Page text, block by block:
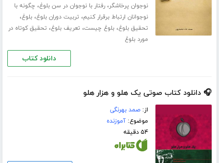
نوجوان پرخاشگر،رفتار با نوجوان در سن بلوغ، چگونه با
نوجوانان ارتباط برقرار کنیم، تربیت دوران بلوغ،بلوغ،
تحقیق بلوغ،بلوغ چیست، تعریف بلوغ، تحقیق کوتاه در
مورد بلوغ
دانلود کتاب
🎧 دانلود کتاب صوتی یک هلو و هزار هلو
از:صمد بهرنگی
موضوع:آموزنده
۵۴ دقیقه